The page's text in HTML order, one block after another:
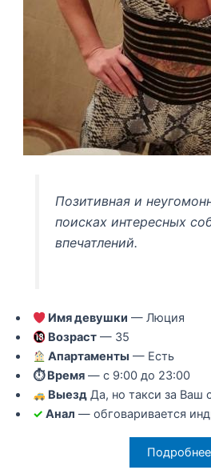
Позитивная и
поисках интересных
впечатлений.
Имя девушки — Люция
Возраст — 35
Апартаменты — Есть
⏱ Время— с 9:00 до 23:00
Выезд Да, но такси за Ваш
✓ Анал — обговаривается
Подробнее